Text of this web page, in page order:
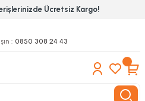
Ücretsiz Kargo!
: 0850 308 24 43